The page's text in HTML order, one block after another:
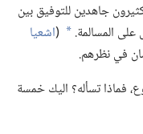
جاهدين للتوفيق بين
على المسالمة.‏ *
(‏اشعيا
في نظرهم.‏
فماذا تسأله؟‏ اليك خمسة